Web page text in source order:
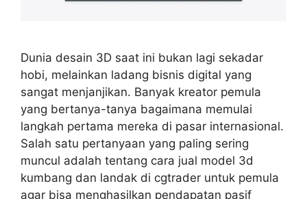
Dunia desain 3D saat ini bukan lagi sekadar
hobi, melainkan ladang bisnis digital yang
sangat menjanjikan. Banyak kreator pemula
yang bertanya-tanya bagaimana memulai
langkah pertama mereka di pasar internasional.
Salah satu pertanyaan yang paling sering
muncul adalah tentang cara jual model 3d
kumbang dan landak di cgtrader untuk pemula
agar bisa menghasilkan pendapatan pasif